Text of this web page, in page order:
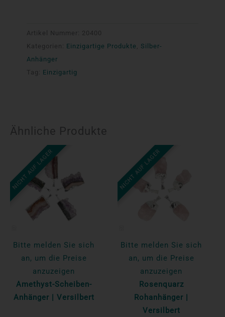
Artikel Nummer: 20400
Kategorien:
Einzigartige Produkte , Silber-
Anhänger
Tag:
Einzigartig
Ähnliche Produkte
NICHT AUF LAGER
Bitte melden Sie sich
an, um die Preise
anzuzeigen
Amethyst-Scheiben-
Anhänger | Versilbert
NICHT AUF LAGER
Bitte melden Sie sich
an, um die Preise
anzuzeigen
Rosenquarz
Rohanhänger |
Versilbert